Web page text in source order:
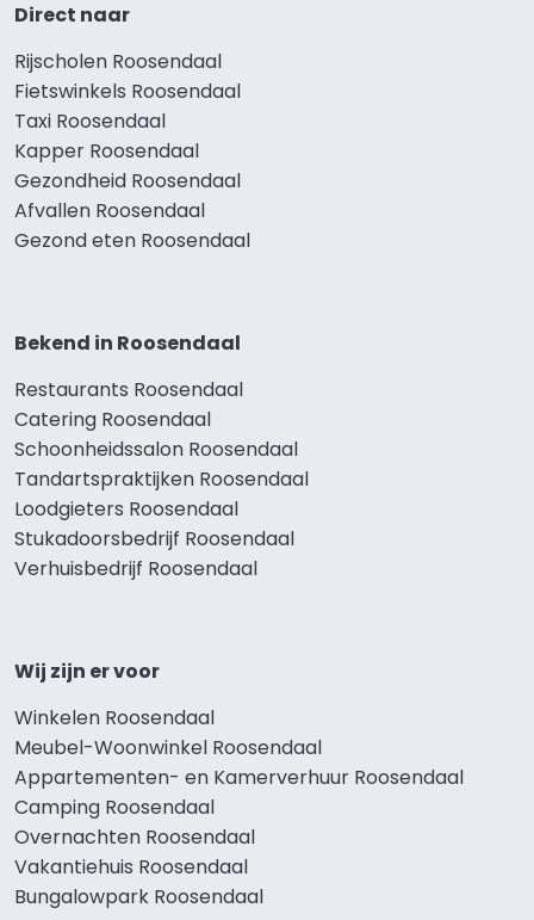
Direct naar
Rijscholen Roosendaal
Fietswinkels Roosendaal
Taxi Roosendaal
Kapper Roosendaal
Gezondheid Roosendaal
Afvallen Roosendaal
Gezond eten Roosendaal
Bekend in Roosendaal
Restaurants Roosendaal
Catering Roosendaal
Schoonheidssalon Roosendaal
Tandartspraktijken Roosendaal
Loodgieters Roosendaal
Stukadoorsbedrijf Roosendaal
Verhuisbedrijf Roosendaal
Wij zijn er voor
Winkelen Roosendaal
Meubel-Woonwinkel Roosendaal
Appartementen- en Kamerverhuur Roosendaal
Camping Roosendaal
Overnachten Roosendaal
Vakantiehuis Roosendaal
Bungalowpark Roosendaal